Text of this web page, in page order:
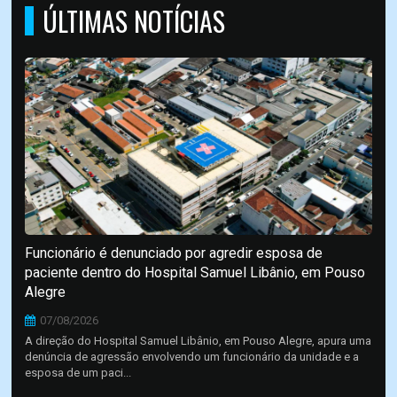
ÚLTIMAS NOTÍCIAS
Funcionário é denunciado por agredir esposa de
paciente dentro do Hospital Samuel Libânio, em Pouso
Alegre
07/08/2026
A direção do Hospital Samuel Libânio, em Pouso Alegre, apura uma
denúncia de agressão envolvendo um funcionário da unidade e a
esposa de um paci...